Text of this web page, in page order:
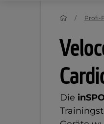
Die
Profi-